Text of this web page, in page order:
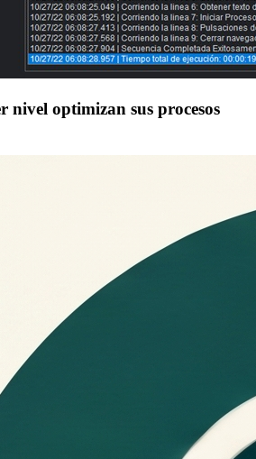
nivel optimizan sus procesos